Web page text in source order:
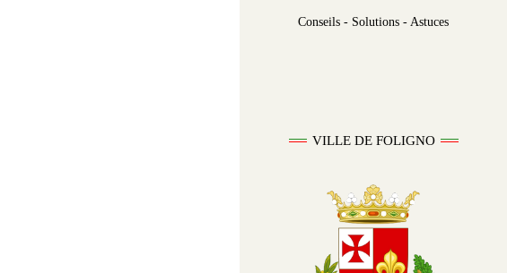
Conseils - Solutions - Astuces
VILLE DE FOLIGNO